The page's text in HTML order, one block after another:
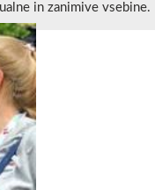
in zanimive vsebine.